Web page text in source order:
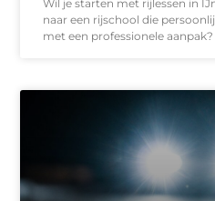
Wil je starten met rijlessen in
naar een rijschool die
met een professionele aanpak?